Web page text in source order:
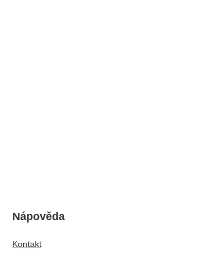
Nápověda
Kontakt